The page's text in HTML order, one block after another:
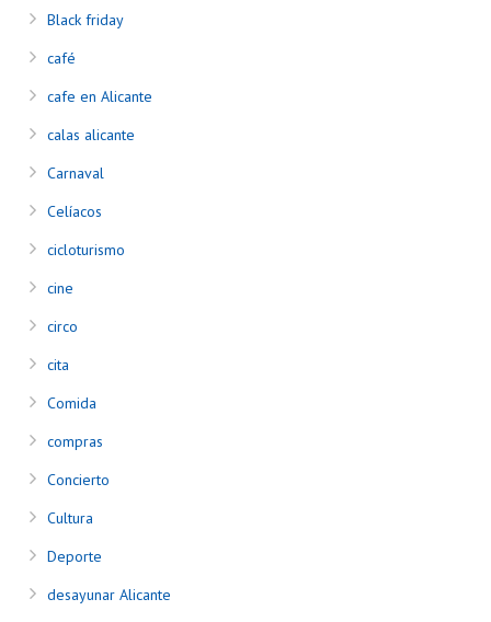
Black friday
café
cafe en Alicante
calas alicante
Carnaval
Celíacos
cicloturismo
cine
circo
cita
Comida
compras
Concierto
Cultura
Deporte
desayunar Alicante